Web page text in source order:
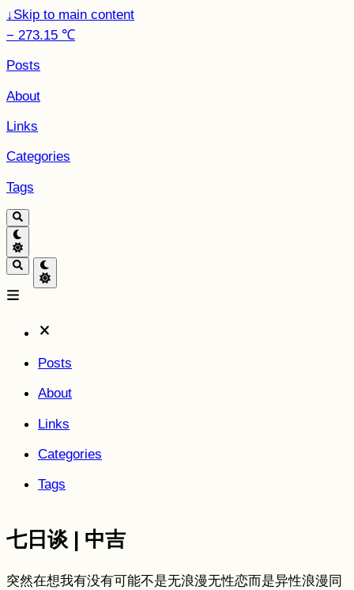
↓Skip to main content
− 273.15 ℃
Posts
About
Links
Categories
Tags
Posts
About
Links
Categories
Tags
七日谈 | 中吉
突然在想我有没有可能不是无浪漫无性恋而是异性浪漫同